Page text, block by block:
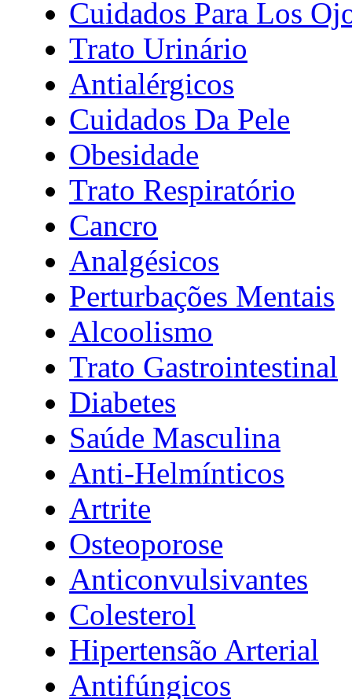
Cuidados Para Los
Trato Urinário
Antialérgicos
Cuidados Da Pele
Obesidade
Trato Respiratório
Cancro
Analgésicos
Perturbações Mentais
Alcoolismo
Trato Gastrointestinal
Diabetes
Saúde Masculina
Anti-Helmínticos
Artrite
Osteoporose
Anticonvulsivantes
Colesterol
Hipertensão Arterial
Antifúngicos